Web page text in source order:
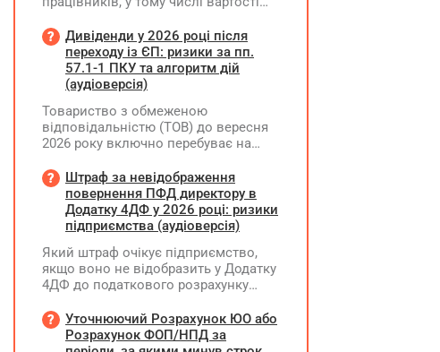
карткового рахунку працівника та
підтвердження таких операцій
первинними документами, належать
до компетенції Мінфіну
Дивіденди у 2026 році після
переходу із ЄП: ризики за пп.
57.1-1 ПКУ та алгоритм дій
(аудіоверсія)
Товариство з обмеженою
відповідальністю (ТОВ) до вересня
2026 року включно перебуває на
(єдиний податок, 3 група, ставка 5%,
неплатник ПДВ). З 1 жовтня 2026
року підприємство переходить на
загальну систему оподаткування
прибуток). За результатами
діяльності у періоді 2024–2025 років
(під час перебування на спрощеній
чистий прибуток, сума
нерозподіленого прибутку в балансі
Штраф за невідображення
повернення ПФД директору в
Додатку 4ДФ у 2026 році: ризики
підприємства (аудіоверсія)
Який штраф очікує підприємство,
якщо воно не відобразить у Додатку
4ДФ до податкового розрахунку
допомоги (ПФД) директору?
Уточнюючий Розрахунок ЮО або
Розрахунок ФОП/НПД за